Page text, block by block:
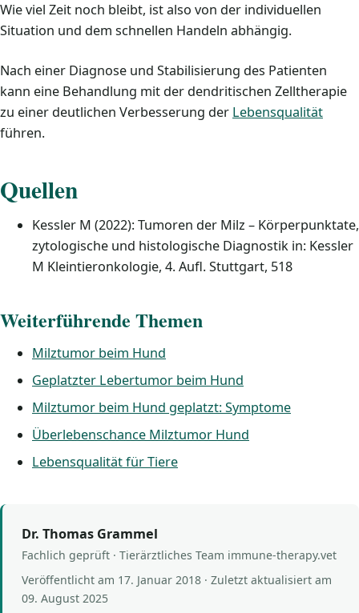
Wie viel Zeit noch bleibt, ist also von der individuellen
Situation und dem schnellen Handeln abhängig.
Nach einer Diagnose und Stabilisierung des Patienten
kann eine Behandlung mit der dendritischen Zelltherapie
zu einer deutlichen Verbesserung der Lebensqualität
führen.
Quellen
Kessler M (2022): Tumoren der Milz – Körperpunktate,
zytologische und histologische Diagnostik in: Kessler
M Kleintieronkologie, 4. Aufl. Stuttgart, 518
Weiterführende Themen
Milztumor beim Hund
Geplatzter Lebertumor beim Hund
Milztumor beim Hund geplatzt: Symptome
Überlebenschance Milztumor Hund
Lebensqualität für Tiere
Dr. Thomas Grammel
Fachlich geprüft · Tierärztliches Team immune-therapy.vet
Veröffentlicht am 17. Januar 2018 · Zuletzt aktualisiert am
09. August 2025